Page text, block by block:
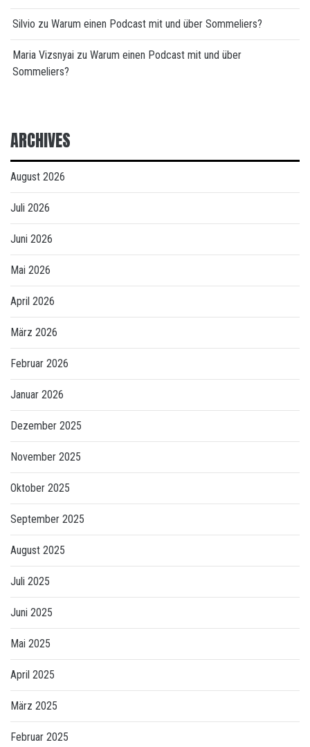
Silvio zu Warum einen Podcast mit und über Sommeliers?
Maria Vizsnyai zu Warum einen Podcast mit und über
Sommeliers?
ARCHIVES
August 2026
Juli 2026
Juni 2026
Mai 2026
April 2026
März 2026
Februar 2026
Januar 2026
Dezember 2025
November 2025
Oktober 2025
September 2025
August 2025
Juli 2025
Juni 2025
Mai 2025
April 2025
März 2025
Februar 2025